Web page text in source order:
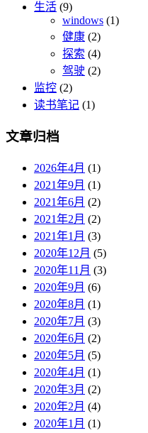
生活 (9)
windows (1)
健康 (2)
探索 (4)
驾驶 (2)
监控 (2)
读书笔记 (1)
文章归档
2026年4月 (1)
2021年9月 (1)
2021年6月 (2)
2021年2月 (2)
2021年1月 (3)
2020年12月 (5)
2020年11月 (3)
2020年9月 (6)
2020年8月 (1)
2020年7月 (3)
2020年6月 (2)
2020年5月 (5)
2020年4月 (1)
2020年3月 (2)
2020年2月 (4)
2020年1月 (1)